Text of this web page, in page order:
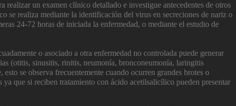
realizar un examen clínico detallado e investigue antecedentes de otros
se realiza mediante la identificación del virus en secreciones de nariz o
24-72 horas de iniciada la enfermedad, o mediante el estudio de
o asociado a otra enfermedad no controlada puede generar
(otitis, sinusitis, rinitis, neumonía, bronconeumonía, laringitis
se observa frecuentemente cuando ocurren grandes brotes o
que si reciben tratamiento con ácido acetilsalicílico pueden presentar